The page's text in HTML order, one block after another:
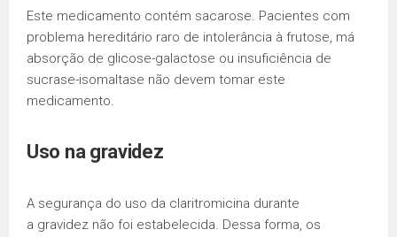
Este medicamento contém sacarose. Pacientes com
problema hereditário raro de intolerância à frutose, má
absorção de glicose-galactose ou insuficiência de
sucrase-isomaltase não devem tomar este
medicamento.
Uso na gravidez
A segurança do uso da claritromicina durante
a gravidez não foi estabelecida. Dessa forma, os